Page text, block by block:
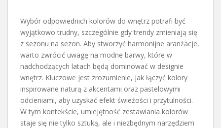
Wybór odpowiednich kolorów do wnętrz potrafi być
wyjątkowo trudny, szczególnie gdy trendy zmieniają się
z sezonu na sezon. Aby stworzyć harmonijne aranżacje,
warto zwrócić uwagę na modne barwy, które w
nadchodzących latach będą dominować w designie
wnętrz. Kluczowe jest zrozumienie, jak łączyć kolory
inspirowane naturą z akcentami oraz pastelowymi
odcieniami, aby uzyskać efekt świeżości i przytulności.
W tym kontekście, umiejętność zestawiania kolorów
staje się nie tylko sztuką, ale i niezbędnym narzędziem